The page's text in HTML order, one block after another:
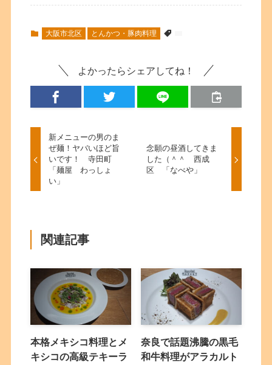
大阪市北区 とんかつ・豚肉料理
よかったらシェアしてね！
新メニューの男のま
ぜ麺！ヤバいほど旨
いです！ 寺田町
「麺屋 わっしょ
い」
念願の昼酒してきま
した（＾＾ 西成
区 「なべや」
関連記事
本格メキシコ料理とメ
キシコの高級テキーラ
奈良で話題沸騰の黒毛
和牛料理がアラカルト